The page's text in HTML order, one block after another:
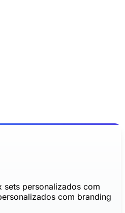
sets personalizados com
com branding